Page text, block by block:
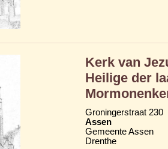
Kerk van
Heilige der
Groningerstraat 230
Assen
Gemeente Assen
Drenthe